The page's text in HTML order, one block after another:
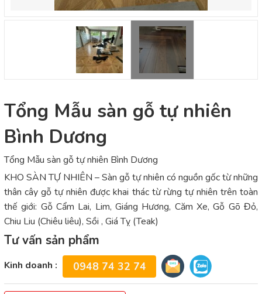
Tổng Mẫu sàn gỗ tự nhiên
Bình Dương
Tổng Mẫu sàn gỗ tự nhiên Bình Dương
KHO SÀN TỰ NHIÊN – Sàn gỗ tự nhiên có nguồn gốc từ những
thân cây gỗ tự nhiên được khai thác từ rừng tự nhiên trên toàn
thế giới: Gỗ Cẩm Lai, Lim, Giáng Hương, Căm Xe, Gỗ Gõ Đỏ,
Chiu Liu (Chiêu liêu), Sồi , Giá Tỵ (Teak)
Tư vấn sản phẩm
Kinh doanh : 0948 74 32 74